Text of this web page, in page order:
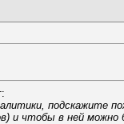
подскажите
и чтобы в ней